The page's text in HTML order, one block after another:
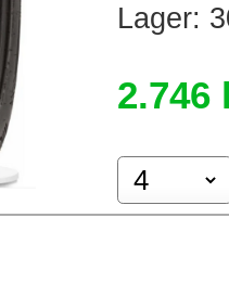
Lager:
2.746